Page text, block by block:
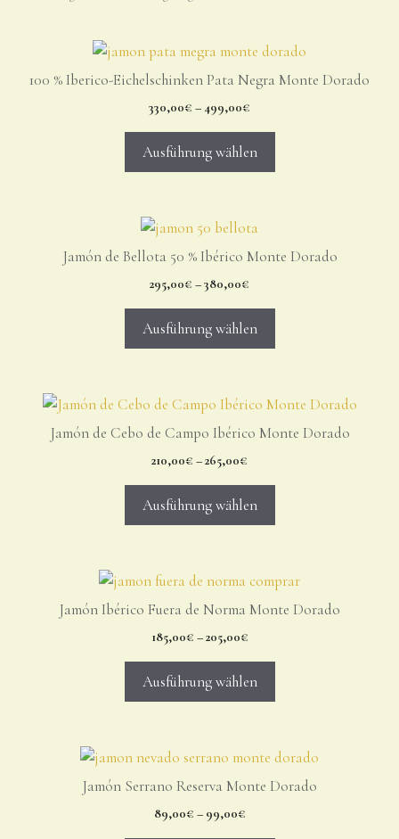
100 % Iberico-Eichelschinken Pata Negra Monte Dorado
330,00€ –499,00€
Ausführung wählen
Jamón de Bellota 50 % Ibérico Monte Dorado
295,00€ –380,00€
Ausführung wählen
Jamón de Cebo de Campo Ibérico Monte Dorado
210,00€ –265,00€
Ausführung wählen
Jamón Ibérico Fuera de Norma Monte Dorado
185,00€ –205,00€
Ausführung wählen
Jamón Serrano Reserva Monte Dorado
89,00€ – 99,00€